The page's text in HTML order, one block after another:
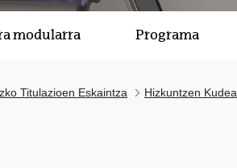
modularra Programa
Titulazioen Eskaintza Hizkuntzen